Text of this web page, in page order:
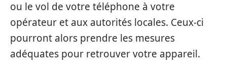
ou le vol de votre téléphone à votre
opérateur et aux autorités locales. Ceux-ci
pourront alors prendre les mesures
adéquates pour retrouver votre appareil.